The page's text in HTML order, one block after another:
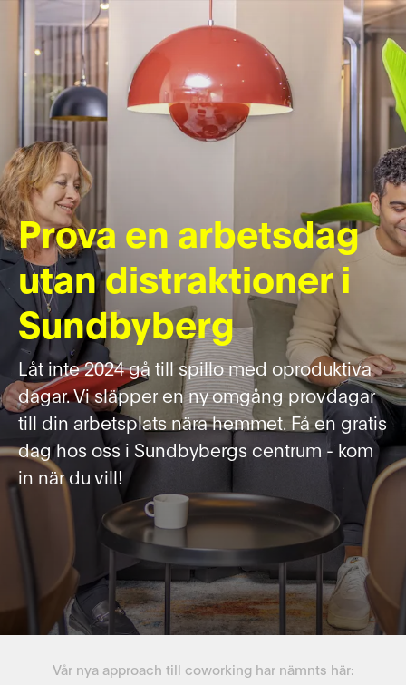
Prova en arbetsdag
utan distraktioner i
Sundbyberg
Låt inte 2024 gå till spillo med oproduktiva
dagar. Vi släpper en ny omgång provdagar
till din arbetsplats nära hemmet. Få en gratis
dag hos oss i Sundbybergs centrum - kom
in när du vill!
Vår nya approach till coworking har nämnts här: